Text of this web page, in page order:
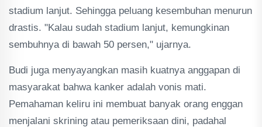
stadium lanjut. Sehingga peluang kesembuhan menurun
drastis. "Kalau sudah stadium lanjut, kemungkinan
sembuhnya di bawah 50 persen," ujarnya.
Budi juga menyayangkan masih kuatnya anggapan di
masyarakat bahwa kanker adalah vonis mati.
Pemahaman keliru ini membuat banyak orang enggan
menjalani skrining atau pemeriksaan dini, padahal